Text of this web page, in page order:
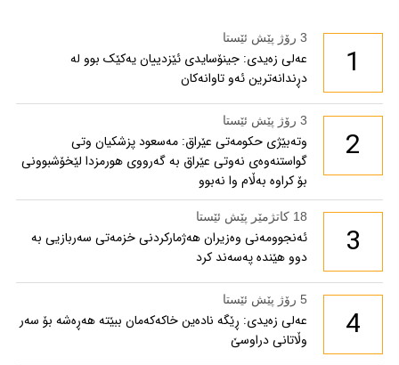
1
3 رۆژ پێش ئێستا
عەلی زەیدی: جینۆسایدی ئێزدییان یەکێک بوو لە
دڕندانەترین ئەو تاوانەکان
2
3 رۆژ پێش ئێستا
وتەبێژی حکومەتی عێراق: مەسعود پزشكیان وتی
گواستنەوەی نەوتی عێراق بە گەرووی هورمزدا لێخۆشبوونی
بۆ كراوە بەڵام وا نەبوو
3
18 کاتژمێر پێش ئێستا
ئەنجوومەنی وەزیران هەژمارکردنی خزمەتی سەربازیی بە
دوو هێندە پەسەند کرد
4
5 رۆژ پێش ئێستا
عەلی زەیدی: ڕێگە نادەین خاکەکەمان ببێتە هەڕەشە بۆ سەر
وڵاتانی دراوسێ